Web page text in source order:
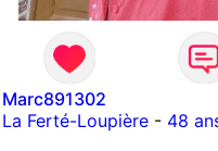
Marc891302
La Ferté-Loupière- 48